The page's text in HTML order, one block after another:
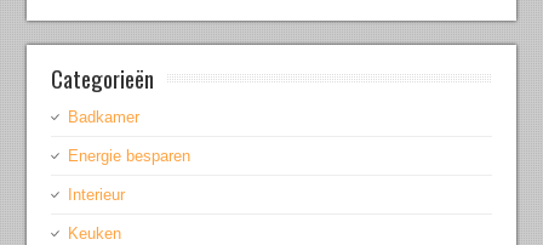
Categorieën
Badkamer
Energie besparen
Interieur
Keuken